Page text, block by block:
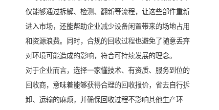
仅能够通过拆解、检测、翻新等流程，让这些部件重新
进入市场，还能帮助企业减少设备闲置带来的场地占用
和资源浪费。同时，合规的回收过程也避免了随意丢弃
对环境可能造成的影响，符合可持续发展的理念。
对于企业而言，选择一家懂技术、有资质、服务到位的
回收商，意味着能够获得合理的回收报价，省去自行拆
卸、运输的麻烦，并确保回收过程不影响其他生产环